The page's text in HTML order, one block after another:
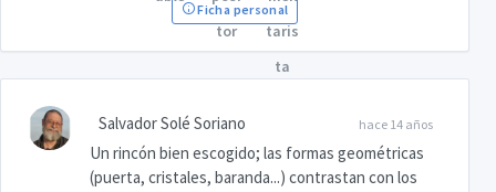
Ficha personal
hace 14 años
Salvador Solé Soriano
Un rincón bien escogido; las formas geométricas
(puerta, cristales, baranda...) contrastan con los